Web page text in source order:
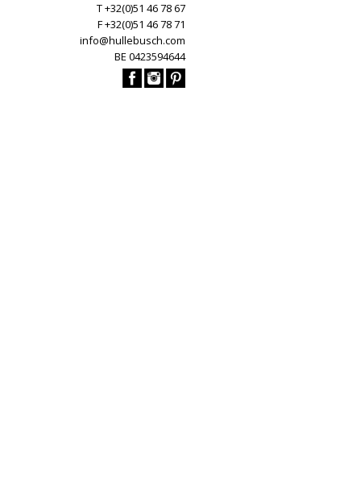
T +32(0)51 46 78 67
F +32(0)51 46 78 71
info@hullebusch.com
BE 0423594644